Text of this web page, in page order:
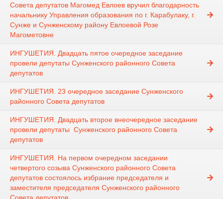
Совета депутатов Магомед Евлоев вручил благодарность
начальнику Управления образования по г. Карабулаку, г.
Сунже и Сунженскому району Евлоевой Розе
Магометовне
ИНГУШЕТИЯ. Двадцать пятое очередное заседание
провели депутаты Сунженского районного Совета
депутатов
ИНГУШЕТИЯ. 23 очередное заседание Сунженского
районного Совета депутатов
ИНГУШЕТИЯ. Двадцать второе внеочередное заседание
провели депутаты Сунженского районного Совета
депутатов
ИНГУШЕТИЯ. На первом очередном заседании
четвертого созыва Сунженского районного Совета
депутатов состоялось избрание председателя и
заместителя председателя Сунженского районного